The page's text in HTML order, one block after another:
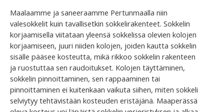
Maalaamme ja saneeraamme Pertunmaalla niin
valesokkelit kuin tavallisetkin sokkelirakenteet. Sokkelin
korjaamisella viitataan yleensä sokkelissa olevien kolojen
korjaamiseen, juuri niiden kolojen, joiden kautta sokkelin
sisälle pääsee kosteutta, mikä rikkoo sokkelin rakenteen
ja ruostuttaa sen raudoitukset. Kolojen täyttäminen,
sokkelin pinnoittaminen, sen rappaaminen tai
pinnoittaminen ei kuitenkaan vaikuta siihen, miten sokkeli
selviytyy tehtävistään kosteuden eristäjänä. Maaperässä